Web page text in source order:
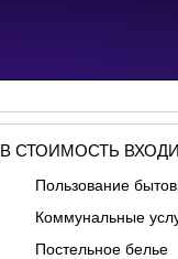
В СТОИМОСТЬ
Пользование
Коммунальные
Постельное белье